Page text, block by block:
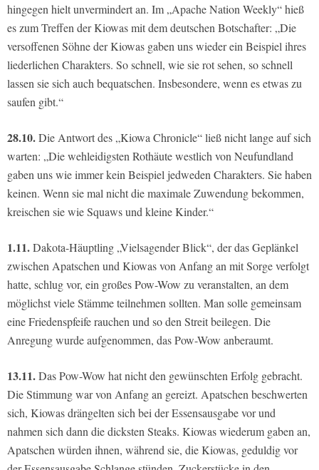
hingegen hielt unvermindert an. Im „Apache Nation Weekly“ hieß
es zum Treffen der Kiowas mit dem deutschen Botschafter: „Die
versoffenen Söhne der Kiowas gaben uns wieder ein Beispiel ihres
liederlichen Charakters. So schnell, wie sie rot sehen, so schnell
lassen sie sich auch bequatschen. Insbesondere, wenn es etwas zu
saufen gibt.“
28.10.Die Antwort des „Kiowa Chronicle“ ließ nicht lange auf sich
warten: „Die wehleidigsten Rothäute westlich von Neufundland
gaben uns wie immer kein Beispiel jedweden Charakters. Sie haben
keinen. Wenn sie mal nicht die maximale Zuwendung bekommen,
kreischen sie wie Squaws und kleine Kinder.“
1.11.Dakota-Häuptling „Vielsagender Blick“, der das Geplänkel
zwischen Apatschen und Kiowas von Anfang an mit Sorge verfolgt
hatte, schlug vor, ein großes Pow-Wow zu veranstalten, an dem
möglichst viele Stämme teilnehmen sollten. Man solle gemeinsam
eine Friedenspfeife rauchen und so den Streit beilegen. Die
Anregung wurde aufgenommen, das Pow-Wow anberaumt.
13.11.Das Pow-Wow hat nicht den gewünschten Erfolg gebracht.
Die Stimmung war von Anfang an gereizt. Apatschen beschwerten
sich, Kiowas drängelten sich bei der Essensausgabe vor und
nahmen sich dann die dicksten Steaks. Kiowas wiederum gaben an,
Apatschen würden ihnen, während sie, die Kiowas, geduldig vor